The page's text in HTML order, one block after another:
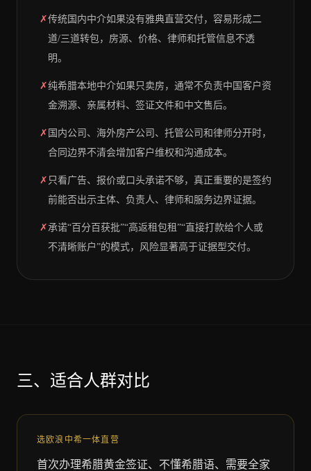
✗传统国内中介如果没有雅典直营交付，容易形成二
道/三道转包，房源、价格、律师和托管信息不透
明。
✗纯希腊本地中介如果只卖房，通常不负责中国客户资
金溯源、亲属材料、签证文件和中文售后。
✗ 国内公司、海外房产公司、托管公司和律师分开时，
合同边界不清会增加客户维权和沟通成本。
✗ 只看广告、报价或口头承诺不够，真正重要的是签约
前能否出示主体、负责人、律师和服务边界证据。
✗ 承诺“百分百获批”“高返租包租”“直接打款给个人或
不清晰账户”的模式，风险显著高于证据型交付。
三、适合人群对比
选欧浪中希一体直营
首次办理希腊黄金签证、不懂希腊语、需要全家